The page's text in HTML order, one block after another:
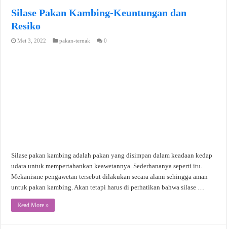
Silase Pakan Kambing-Keuntungan dan
Resiko
Mei 3, 2022 pakan-ternak 0
Silase pakan kambing adalah pakan yang disimpan dalam keadaan kedap
udara untuk mempertahankan keawetannya. Sederhananya seperti itu.
Mekanisme pengawetan tersebut dilakukan secara alami sehingga aman
untuk pakan kambing. Akan tetapi harus di perhatikan bahwa silase …
Read More »